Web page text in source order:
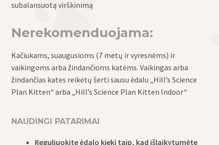
subalansuotą virškinimą
Nerekomenduojama:
Kačiukams, suaugusioms (7 metų ir vyresnėms) ir
vaikingoms arba žindančioms katėms. Vaikingas arba
žindančias kates reikėtų šerti sausu ėdalu „Hill’s Science
Plan Kitten“ arba „Hill’s Science Plan Kitten Indoor“
NAUDINGI PATARIMAI
Reguliuokite ėdalo kiekį taip, kad išlaikytumėte